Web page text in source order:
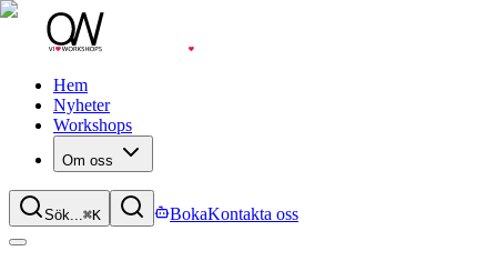
Hem
Nyheter
Workshops
Om oss
Sök...⌘K BokaKontakta oss